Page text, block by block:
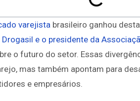
varejista brasileiro ganhou
Drogasil e o presidente da
o futuro do setor. Essas
mas também apontam para
e empresários.